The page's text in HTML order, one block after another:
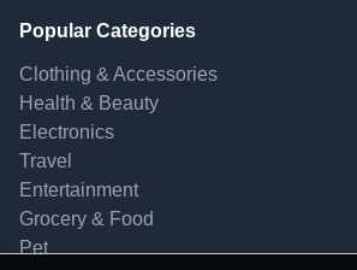
Popular Categories
Clothing & Accessories
Health & Beauty
Electronics
Travel
Entertainment
Grocery & Food
Pet